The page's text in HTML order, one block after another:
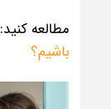
مطالعه کنید:
باشیم؟